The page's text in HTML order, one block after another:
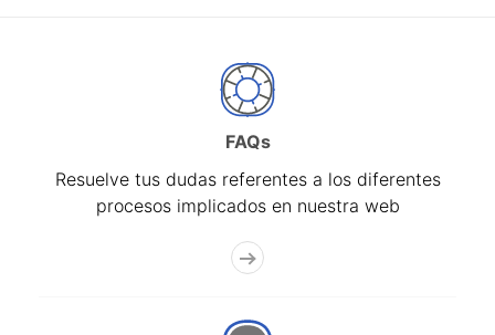
FAQs
Resuelve tus dudas referentes a los diferentes
procesos implicados en nuestra web